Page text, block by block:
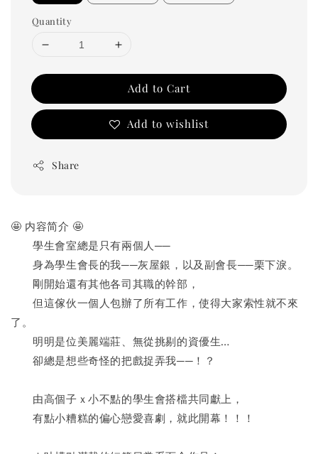
Quantity
Add to Cart
Add to wishlist
Share
🤩 内容简介 🤩
學生會室總是只有兩個人──
身為學生會長的我──灰屋銀，以及副會長──栗下淚。
剛開始還有其他各司其職的幹部，
但這傢伙一個人包辦了所有工作，使得大家索性就不來
了。
明明是位美麗端莊、無從挑剔的資優生…
卻總是想些奇怪的把戲捉弄我──！？
由高個子ｘ小不點的學生會搭檔共同獻上，
有點小糟糕的偏心戀愛喜劇，就此開幕！！！